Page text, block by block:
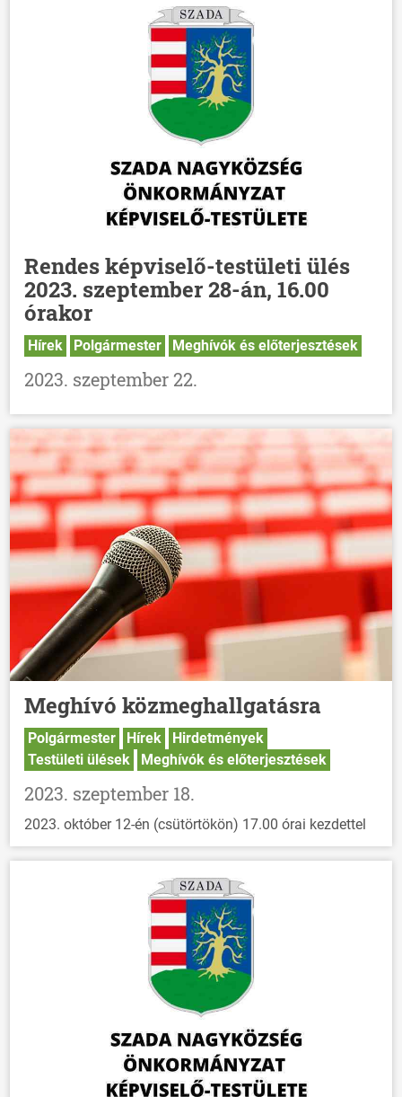
ÖNKORMÁNYZAT
ÜGYINTÉZÉS
KÖZÖSSÉG
Rendes képviselő-testületi ülés
2023. szeptember 28-án, 16.00
órakor
Hírek Polgármester Meghívók és előterjesztések
2023. szeptember 22.
Meghívó közmeghallgatásra
Polgármester Hírek
Hirdetmények
Testületi ülések
Meghívók és előterjesztések
2023. szeptember 18.
2023. október 12-én (csütörtökön) 17.00 órai kezdettel